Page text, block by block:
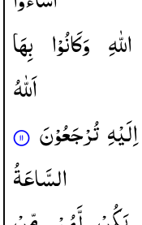
اللّٰهِ وَكَانُوْا بِهَا
اَللّٰهُ
اِلَیْهِتُرْجَعُوْنَ
السَّاعَةُ